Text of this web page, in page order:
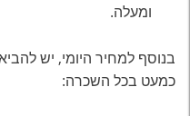
ומעלה.
בנוסף למחיר היומי, יש
כמעט בכל השכרה: